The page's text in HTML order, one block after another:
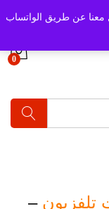
معنا عن طريق الواتساب
0
تلفزيون –